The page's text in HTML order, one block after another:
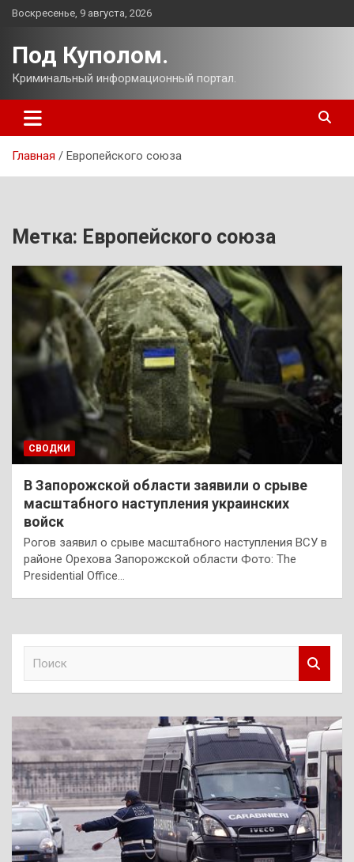
Перейти
Воскресенье, 9 августа, 2026
Под Куполом.
Криминальный информационный портал.
Главная Европейского союза
Метка: Европейского союза
СВОДКИ
В Запорожской области заявили о срыве
масштабного наступления украинских
войск
Рогов заявил о срыве масштабного наступления ВСУ в
районе Орехова Запорожской области Фото: The
Presidential Office…
к